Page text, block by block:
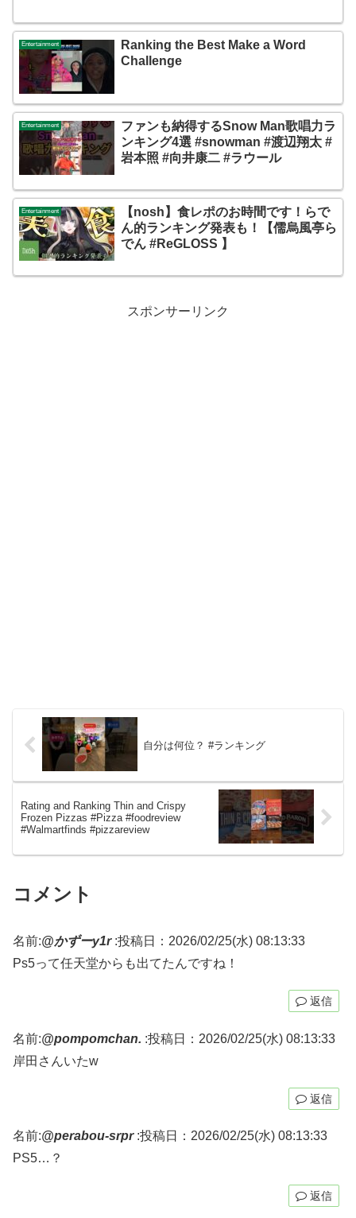
Entertainment
Ranking the Best Make a Word
Challenge
Entertainment
ファンも納得するSnow Man歌唱力ラ
ンキング4選 #snowman #渡辺翔太 #
岩本照 #向井康二 #ラウール
Entertainment
【nosh】食レポのお時間です！らで
ん的ランキング発表も！【儒烏風亭ら
でん #ReGLOSS 】
スポンサーリンク
自分は何位？ #ランキング
Rating and Ranking Thin and Crispy
Frozen Pizzas #Pizza #foodreview
#Walmartfinds #pizzareview
コメント
名前:@かずーy1r:投稿日：2026/02/25(水) 08:13:33
Ps5って任天堂からも出てたんですね！
返信
名前:@pompomchan. :投稿日：2026/02/25(水) 08:13:33
岸田さんいたw
返信
名前:@perabou-srpr:投稿日：2026/02/25(水) 08:13:33
PS5…？
返信